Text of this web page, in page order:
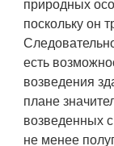
природных
поскольку он
есть
возведения
плане
возведенных
не менее